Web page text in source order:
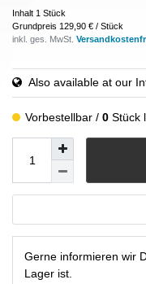
Inhalt 1 Stück
Grundpreis 129,90 € / Stück
inkl. ges. MwSt.
Also available at our
Vorbestellbar 0 Stück
Gerne informieren wir
Lager ist.